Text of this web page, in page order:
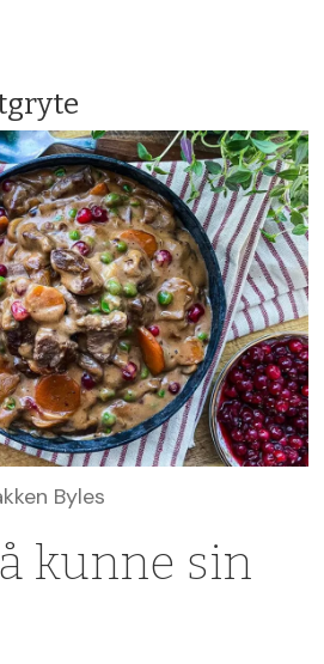
Byles
kunne sin